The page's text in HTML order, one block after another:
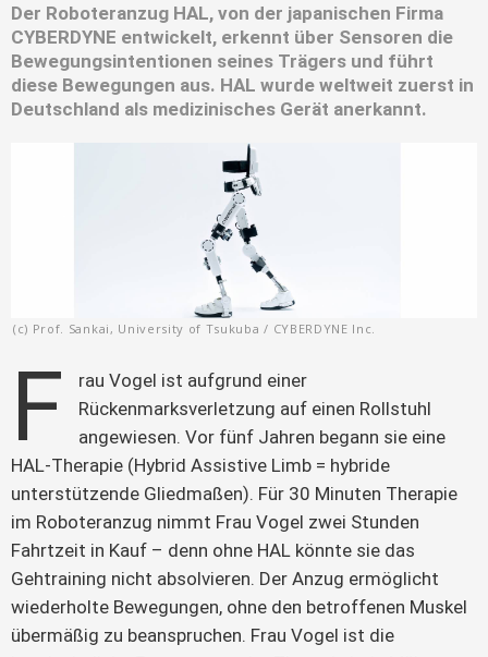
Der Roboteranzug HAL, von der japanischen Firma
CYBERDYNE entwickelt, erkennt über Sensoren die
Bewegungsintentionen seines Trägers und führt
diese Bewegungen aus. HAL wurde weltweit zuerst in
Deutschland als medizinisches Gerät anerkannt.
(c) Prof. Sankai, University of Tsukuba / CYBERDYNE Inc.
F
rau Vogel ist aufgrund einer
Rückenmarksverletzung auf einen Rollstuhl
angewiesen. Vor fünf Jahren begann sie eine
HAL-Therapie (Hybrid Assistive Limb = hybride
unterstützende Gliedmaßen). Für 30 Minuten Therapie
im Roboteranzug nimmt Frau Vogel zwei Stunden
Fahrtzeit in Kauf – denn ohne HAL könnte sie das
Gehtraining nicht absolvieren. Der Anzug ermöglicht
wiederholte Bewegungen, ohne den betroffenen Muskel
übermäßig zu beanspruchen. Frau Vogel ist die